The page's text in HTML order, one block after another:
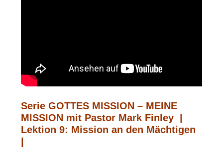
Serie GOTTES MISSION – MEINE
MISSION mit Pastor Mark Finley |
Lektion 9: Mission an den Mächtigen